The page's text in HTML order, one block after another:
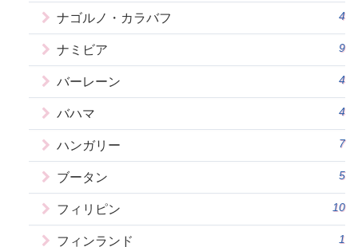
ナゴルノ・カラバフ 4
ナミビア 9
バーレーン 4
バハマ 4
ハンガリー 7
ブータン 5
フィリピン 10
フィンランド 1